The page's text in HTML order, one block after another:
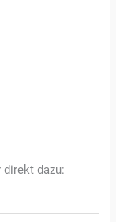
direkt dazu: